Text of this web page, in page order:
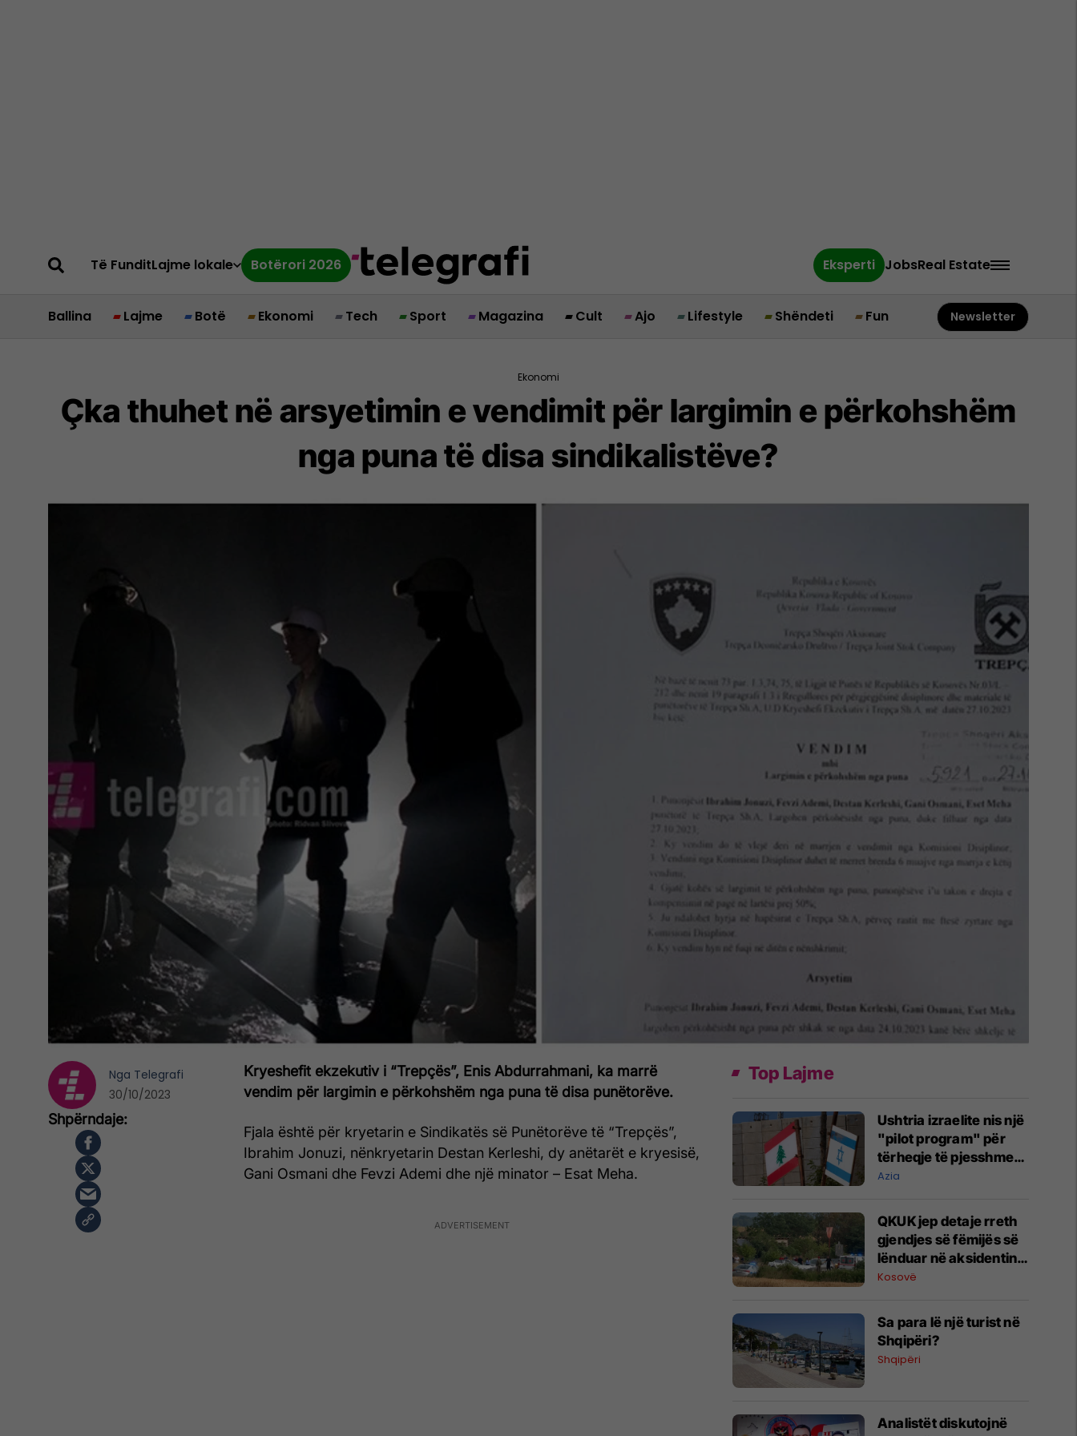
Të FunditLajme lokale Botërori 2026 Eksperti JobsReal Estate
Ballina Lajme Botë Ekonomi Tech Sport Magazina Cult Ajo Lifestyle Shëndeti Fun Newsletter
Ekonomi
Çka thuhet në arsyetimin e vendimit për largimin e përkohshëm
nga puna të disa sindikalistëve?
Kryeshefit ekzekutiv i “Trepçës”, Enis Abdurrahmani, ka marrë
vendim për largimin e përkohshëm nga puna të disa punëtorëve.
Fjala është për kryetarin e Sindikatës së Punëtorëve të “Trepçës”,
Ibrahim Jonuzi, nënkryetarin Destan Kerleshi, dy anëtarët e kryesisë,
Gani Osmani dhe Fevzi Ademi dhe një minator – Esat Meha.
Nga Telegrafi
30/10/2023
Top Lajme
Ushtria izraelite nis një
"pilot program" për
tërheqje të pjesshme
në Liban
Azia
QKUK jep detaje rreth
gjendjes së fëmijës së
lënduar në aksidentin
në Istog
Kosovë
Sa para lë një turist në
Shqipëri?
Shqipëri
Analistët diskutojnë